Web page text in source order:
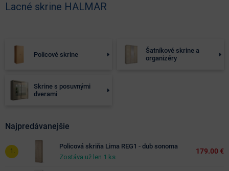
Dom a záhrada
Lacné skrine HALMAR
Policové skrine
Šatníkové skrine a
organizéry
Skrine s posuvnými
dverami
Najpredávanejšie
Policová skriňa Lima REG1 - dub sonoma
Zostáva už len 1 ks
179.00 €
Iba
(cm)
Šírka